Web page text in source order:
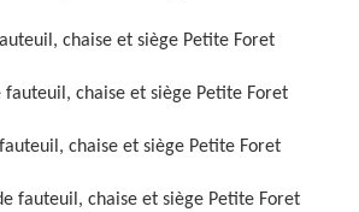
59
chaise et siège 59
chaise et siège Petite Foret
fauteuil, chaise et siège Petite Foret
chaise et siège Petite Foret
fauteuil, chaise et siège Petite Foret